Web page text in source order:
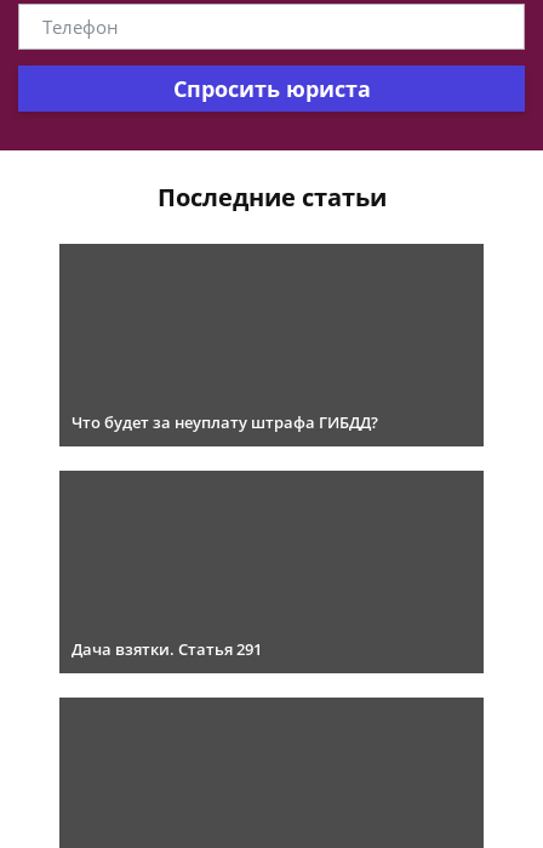
Спросить юриста
Последние статьи
Что будет за неуплату штрафа ГИБДД?
Дача взятки. Статья 291